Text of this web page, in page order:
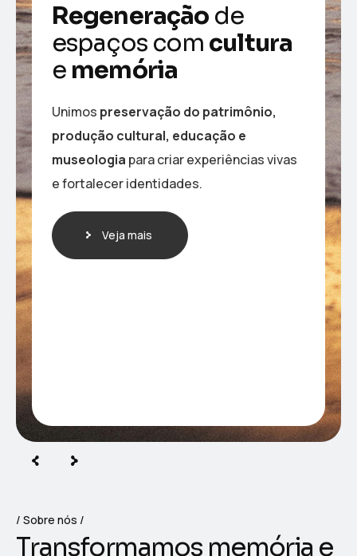
Regeneração de
espaços com cultura
e memória
Unimos preservação do patrimônio,
produção cultural, educação e
museologia para criar experiências vivas
e fortalecer identidades.
Veja mais
Sobre nós
Transformamos memória e